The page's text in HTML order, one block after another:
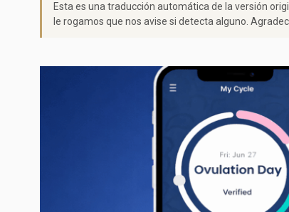
Esta es una traducción automática de la versión
le rogamos que nos avise si detecta alguno.